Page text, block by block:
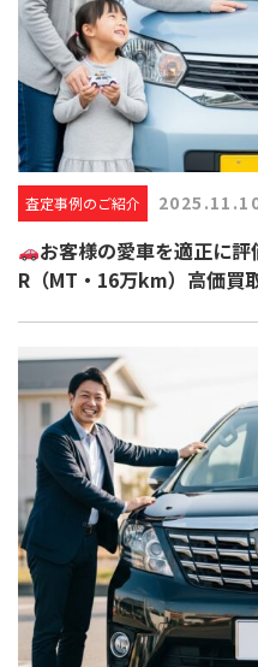
査定事例のご紹介
お客様の愛車を適正に
R（MT・16万km）高価買